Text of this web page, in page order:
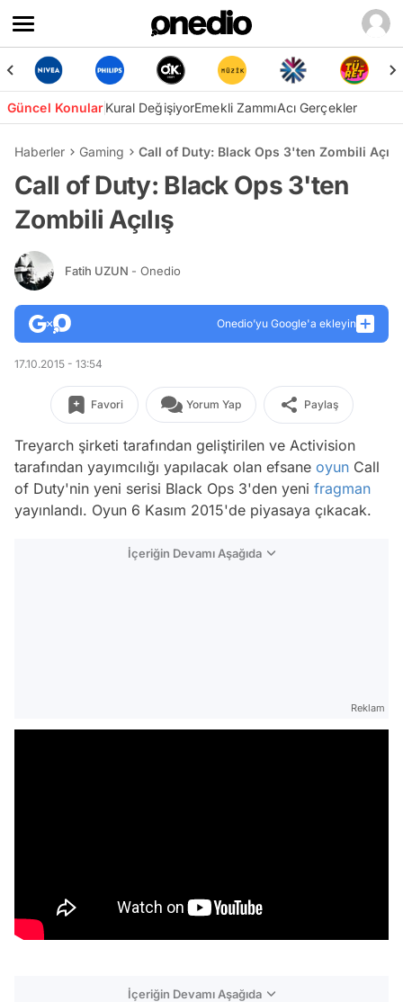
Güncel KonularKural DeğişiyorEmekli ZammıAcı Gerçekler
Haberler Gaming Call of Duty: Black Ops 3'ten Zombili Açılış
Call of Duty: Black Ops 3'ten
Zombili Açılış
Fatih UZUN - Onedio
Onedio’yu Google'a ekleyin
17.10.2015 - 13:54
Favori Yorum Yap Paylaş
Treyarch şirketi tarafından geliştirilen ve Activision
tarafından yayımcılığı yapılacak olan efsane oyun Call
of Duty'nin yeni serisi Black Ops 3'den yeni fragman
yayınlandı. Oyun 6 Kasım 2015'de piyasaya çıkacak.
İçeriğin Devamı Aşağıda
Reklam
İçeriğin Devamı Aşağıda